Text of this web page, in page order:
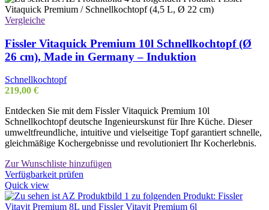
Vergleiche
Fissler Vitaquick Premium 10l Schnellkochtopf (Ø
26 cm), Made in Germany – Induktion
Schnellkochtopf
219,00 €
Entdecken Sie mit dem Fissler Vitaquick Premium 10l
Schnellkochtopf deutsche Ingenieurskunst für Ihre Küche. Dieser
umweltfreundliche, intuitive und vielseitige Topf garantiert schnelle,
gleichmäßige Kochergebnisse und revolutioniert Ihr Kocherlebnis.
Zur Wunschliste hinzufügen
Verfügbarkeit prüfen
Quick view